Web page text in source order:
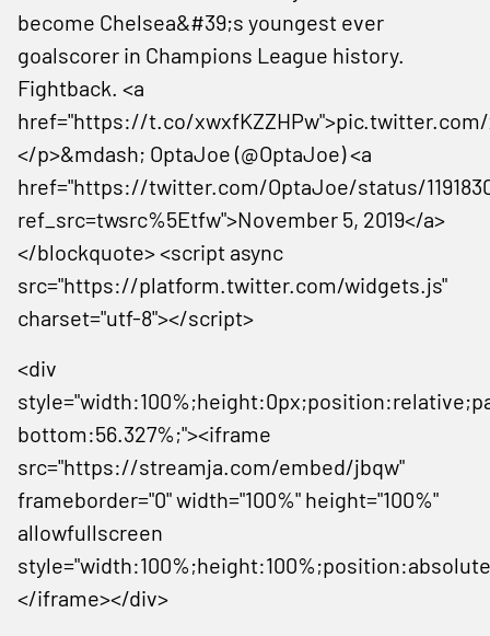
become Chelsea&#39;s youngest ever
goalscorer in Champions League history.
Fightback. <a
href="https://t.co/xwxfKZZHPw">pic.twitter.com/
</p>&mdash; OptaJoe (@OptaJoe) <a
href="https://twitter.com/OptaJoe/status/
ref_src=twsrc%5Etfw">November 5, 2019</a>
</blockquote> <script async
src="https://platform.twitter.com/widgets.js"
charset="utf-8"></script>
<div
bottom:56.327%;"><iframe
src="https://streamja.com/embed/jbqw"
frameborder="0" width="100%" height="100%"
allowfullscreen
</iframe></div>